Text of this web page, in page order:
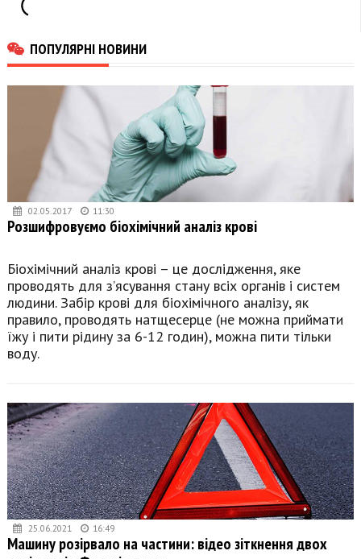
ПОПУЛЯРНІ НОВИНИ
02.05.2017 11:30
Розшифровуємо біохімічний аналіз крові
Біохімічний аналіз крові – це дослідження, яке
проводять для з’ясування стану всіх органів і систем
людини. Забір крові для біохімічного аналізу, як
правило, проводять натщесерце (не можна приймати
їжу і пити рідину за 6-12 годин), можна пити тільки
воду.
25.06.2021 16:49
Машину розірвало на частини: відео зіткнення двох